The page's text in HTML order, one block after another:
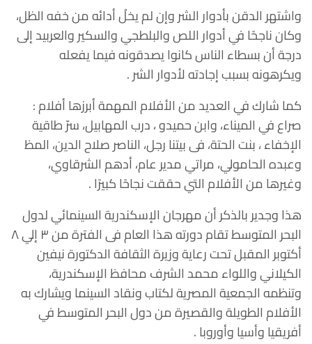
واشتهر الدقن بأدوار الشر وإن لم يخلُ أدائه من خفه الظل،
وكان ناجحًا في أدوار اللص والبلطجي والسكير والعربيد إلى
درجة أن بسطاء الناس كانوا يصدقونه فيما يفعله
ويكرهونه بسبب إجادته لأدوار الشر .
كما شارك في العديد من الأفلام المهمة أبرزها أفلام :
صراع في الميناء، وابن حميدو ، درب المهابيل، سرّ طاقية
الإخفاء ، بنت الحتة، فى بيتنا رجل، الناصر صلاح الدين، المظ
وعبده الحامولي، مراتي مدير عام، أدهم الشرقاوي،
وغيرها من الأفلام التي حققت نجاحًا كبيرًا .
هذا وجدير بالذكر أن مهرجان الإسكندرية السينمائي لدول
البحر المتوسط تقام دورته هذا العام فى الفترة من ٣ إلي ٨
أكتوبر المقبل تحت رعاية وزيرة الثقافة الدكتورة نيفين
الكيلاني واللواء محمد الشرف محافظ الإسكندرية،
وتنظمه الجمعية المصرية لكتاب ونقاد السينما ويشارك به
الأفلام الطويلة والقصيرة من دول البحر المتوسط في
أفريقيا وأسيا وأوروبا .